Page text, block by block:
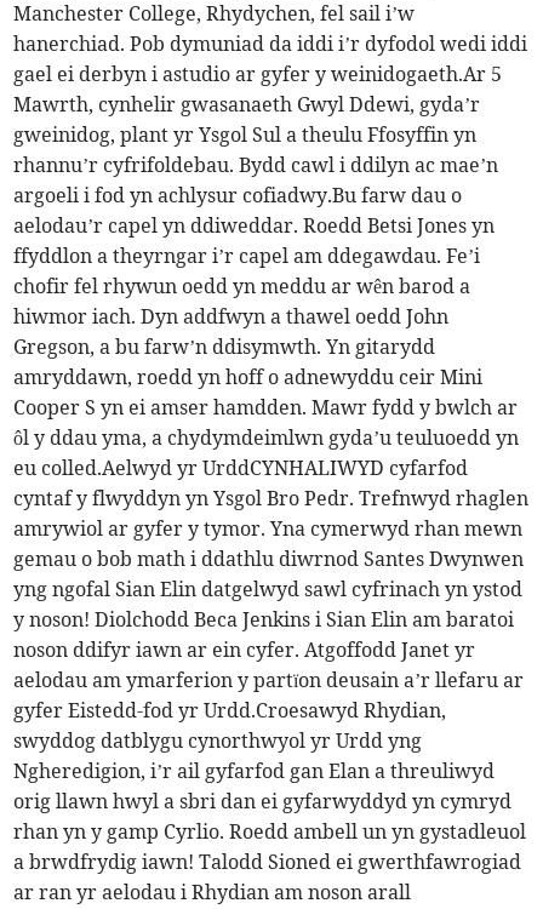
Manchester College, Rhydychen, fel sail i’w
hanerchiad. Pob dymuniad da iddi i’r dyfodol wedi iddi
gael ei derbyn i astudio ar gyfer y weinidogaeth.Ar 5
Mawrth, cynhelir gwasanaeth Gwyl Ddewi, gyda’r
gweinidog, plant yr Ysgol Sul a theulu Ffosyffin yn
rhannu’r cyfrifoldebau. Bydd cawl i ddilyn ac mae’n
argoeli i fod yn achlysur cofiadwy.Bu farw dau o
aelodau’r capel yn ddiweddar. Roedd Betsi Jones yn
ffyddlon a theyrngar i’r capel am ddegawdau. Fe’i
chofir fel rhywun oedd yn meddu ar wên barod a
hiwmor iach. Dyn addfwyn a thawel oedd John
Gregson, a bu farw’n ddisymwth. Yn gitarydd
amryddawn, roedd yn hoff o adnewyddu ceir Mini
Cooper S yn ei amser hamdden. Mawr fydd y bwlch ar
ôl y ddau yma, a chydymdeimlwn gyda’u teuluoedd yn
eu colled.Aelwyd yr UrddCYNHALIWYD cyfarfod
cyntaf y flwyddyn yn Ysgol Bro Pedr. Trefnwyd rhaglen
amrywiol ar gyfer y tymor. Yna cymerwyd rhan mewn
gemau o bob math i ddathlu diwrnod Santes Dwynwen
yng ngofal Sian Elin datgelwyd sawl cyfrinach yn ystod
y noson! Diolchodd Beca Jenkins i Sian Elin am baratoi
noson ddifyr iawn ar ein cyfer. Atgoffodd Janet yr
aelodau am ymarferion y partïon deusain a’r llefaru ar
gyfer Eistedd-fod yr Urdd.Croesawyd Rhydian,
swyddog datblygu cynorthwyol yr Urdd yng
Ngheredigion, i’r ail gyfarfod gan Elan a threuliwyd
orig llawn hwyl a sbri dan ei gyfarwyddyd yn cymryd
rhan yn y gamp Cyrlio. Roedd ambell un yn gystadleuol
a brwdfrydig iawn! Talodd Sioned ei gwerthfawrogiad
ar ran yr aelodau i Rhydian am noson arall